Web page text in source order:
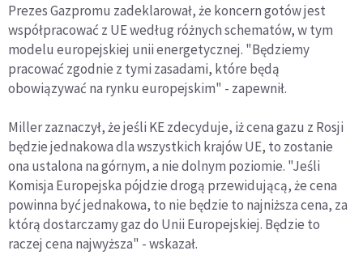
Prezes Gazpromu zadeklarował, że koncern gotów jest
współpracować z UE według różnych schematów, w tym
modelu europejskiej unii energetycznej. "Będziemy
pracować zgodnie z tymi zasadami, które będą
obowiązywać na rynku europejskim" - zapewnił.
Miller zaznaczył, że jeśli KE zdecyduje, iż cena gazu z Rosji
będzie jednakowa dla wszystkich krajów UE, to zostanie
ona ustalona na górnym, a nie dolnym poziomie. "Jeśli
Komisja Europejska pójdzie drogą przewidującą, że cena
powinna być jednakowa, to nie będzie to najniższa cena, za
którą dostarczamy gaz do Unii Europejskiej. Będzie to
raczej cena najwyższa" - wskazał.